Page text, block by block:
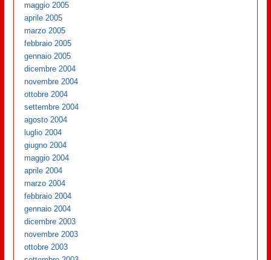
maggio 2005
aprile 2005
marzo 2005
febbraio 2005
gennaio 2005
dicembre 2004
novembre 2004
ottobre 2004
settembre 2004
agosto 2004
luglio 2004
giugno 2004
maggio 2004
aprile 2004
marzo 2004
febbraio 2004
gennaio 2004
dicembre 2003
novembre 2003
ottobre 2003